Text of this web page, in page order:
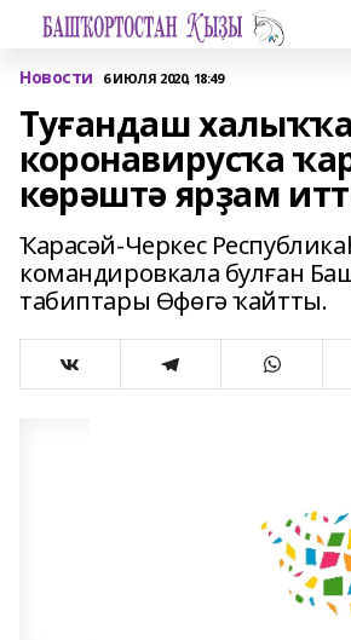
Новости 6 ИЮЛЯ 2020, 18:49
Туғандаш халыҡҡа
коронавирусҡа
көрәштә ярҙам
Ҡарасәй-Черкес
командировкала булған
табиптары Өфөгә ҡайтты.